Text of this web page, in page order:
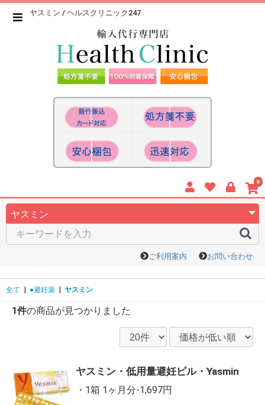
ヤスミン / ヘルスクリニック247
0
ご利用案内 お問い合わせ
全て ●避妊薬 ヤスミン
1件の商品が見つかりました
ヤスミン・低用量避妊ピル・Yasmin
・1箱 1ヶ月分-1,697円